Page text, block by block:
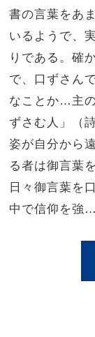
書の言葉をあ
いるようで、
りである。確
で、口ずさん
なことか…主
ずさむ人」（
姿が自分から
る者は御言葉
日々御言葉を
中で信仰を強